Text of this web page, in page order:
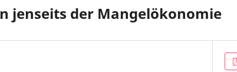
jenseits der Mangelökonomie